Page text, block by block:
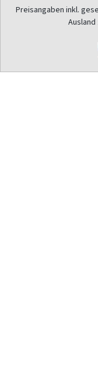
Preisangaben inkl.